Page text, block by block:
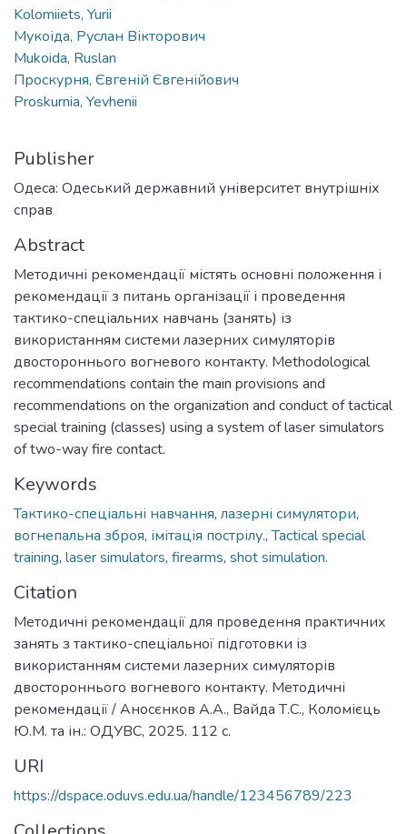
Kolomiiets, Yurii
Мукоіда, Руслан Вікторович
Mukoida, Ruslan
Проскурня, Євгеній Євгенійович
Proskurnia, Yevhenii
Publisher
Одеса: Одеський державний університет внутрішніх
справ
Abstract
Методичні рекомендації містять основні положення і
рекомендації з питань організації і проведення
тактико-спеціальних навчань (занять) із
використанням системи лазерних симуляторів
двостороннього вогневого контакту. Methodological
recommendations contain the main provisions and
recommendations on the organization and conduct of tactical
special training (classes) using a system of laser simulators
of two-way fire contact.
Keywords
Тактико-спеціальні навчання, лазерні симулятори,
вогнепальна зброя, імітація пострілу.,Tactical special
training, laser simulators, firearms, shot simulation.
Citation
Методичні рекомендації для проведення практичних
занять з тактико-спеціальної підготовки із
використанням системи лазерних симуляторів
двостороннього вогневого контакту. Методичні
рекомендації / Аносєнков А.А., Вайда Т.С., Коломієць
Ю.М. та ін.: ОДУВС, 2025. 112 с.
URI
https://dspace.oduvs.edu.ua/handle/123456789/223